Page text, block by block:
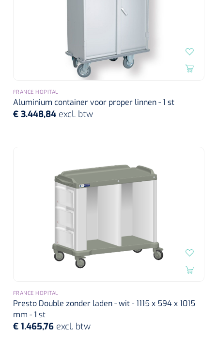
FRANCE HOPITAL
Aluminium container voor proper linnen - 1 st
€ 3.448,84 excl. btw
FRANCE HOPITAL
Presto Double zonder laden - wit - 1115 x 594 x 1015
mm - 1 st
€ 1.465,76 excl. btw